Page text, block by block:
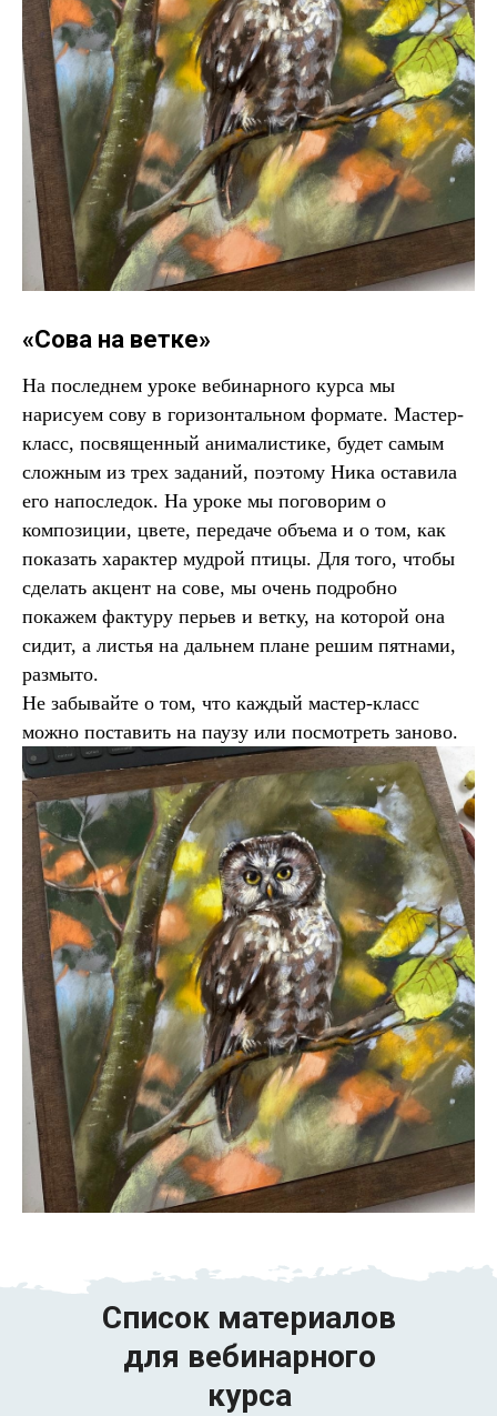
«Сова на ветке»
На последнем уроке вебинарного курса мы
нарисуем сову в горизонтальном формате. Мастер-
класс, посвященный анималистике, будет самым
сложным из трех заданий, поэтому Ника оставила
его напоследок. На уроке мы поговорим о
композиции, цвете, передаче объема и о том, как
показать характер мудрой птицы. Для того, чтобы
сделать акцент на сове, мы очень подробно
покажем фактуру перьев и ветку, на которой она
сидит, а листья на дальнем плане решим пятнами,
размыто.
Не забывайте о том, что каждый мастер-класс
можно поставить на паузу или посмотреть заново.
Список материалов
для вебинарного
курса